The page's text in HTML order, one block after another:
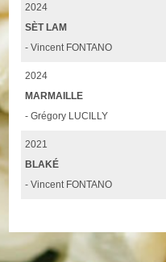
2024
SÈT LAM
- Vincent FONTANO
2024
MARMAILLE
- Grégory LUCILLY
2021
BLAKÉ
- Vincent FONTANO